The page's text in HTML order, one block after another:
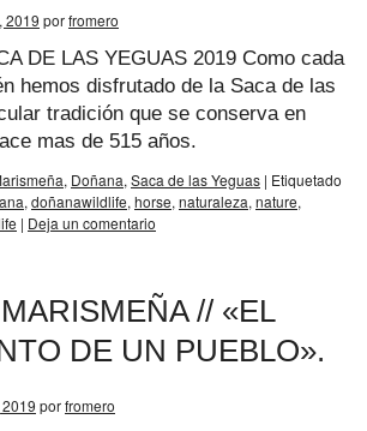
2019 porfromero
DE LAS YEGUAS 2019 Como cada
hemos disfrutado de la Saca de las
tradición que se conserva en
mas de 515 años.
, Doñana, Saca de las Yeguas | Etiquetado
, doñanawildlife, horse, naturaleza, nature,
| Deja un comentario
// «EL
DE UN PUEBLO».
porfromero